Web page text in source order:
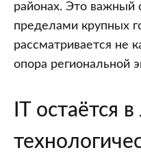
районах. Это важный
пределами крупных
рассматривается не
опора региональной
IT остаётся